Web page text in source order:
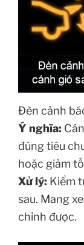
Đèn cảnh
Ý nghĩa:
đúng tiêu
hoặc giảm
Xử lý: Kiểm
sau. Mang
chỉnh được.